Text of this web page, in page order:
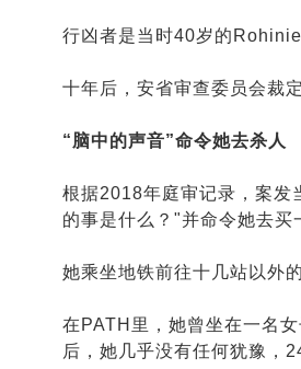
行凶者是当时40岁的
十年后，安省审查委员会裁
“脑中的声音”命令她去杀人
根据2018年庭审记录，案
的事是什么？"并命令她去买
她乘坐地铁前往十几站以外
在PATH里，她曾坐在一名
后，她几乎没有任何犹豫，